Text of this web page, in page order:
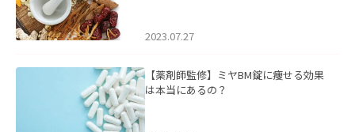
2023.07.27
【薬剤師監修】ミヤBM錠に痩せる効果
は本当にあるの？